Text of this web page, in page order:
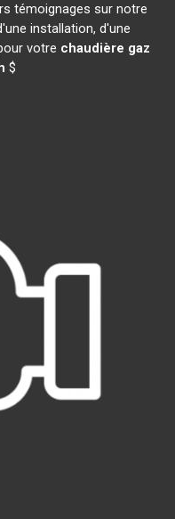
témoignages sur notre
installation, d'une
votre chaudière gaz
$